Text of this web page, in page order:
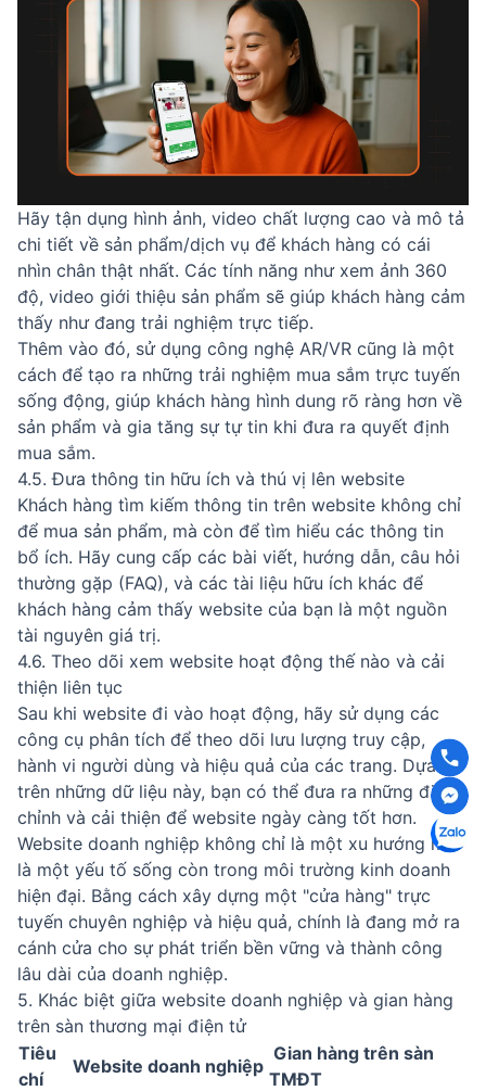
Hãy tận dụng hình ảnh, video chất lượng cao và mô tả
chi tiết về sản phẩm/dịch vụ để khách hàng có cái
nhìn chân thật nhất. Các tính năng như xem ảnh 360
độ, video giới thiệu sản phẩm sẽ giúp khách hàng cảm
thấy như đang trải nghiệm trực tiếp.
Thêm vào đó, sử dụng công nghệ AR/VR cũng là một
cách để tạo ra những trải nghiệm mua sắm trực tuyến
sống động, giúp khách hàng hình dung rõ ràng hơn về
sản phẩm và gia tăng sự tự tin khi đưa ra quyết định
mua sắm.
4.5. Đưa thông tin hữu ích và thú vị lên website
Khách hàng tìm kiếm thông tin trên website không chỉ
để mua sản phẩm, mà còn để tìm hiểu các thông tin
bổ ích. Hãy cung cấp các bài viết, hướng dẫn, câu hỏi
thường gặp (FAQ), và các tài liệu hữu ích khác để
khách hàng cảm thấy website của bạn là một nguồn
tài nguyên giá trị.
4.6. Theo dõi xem website hoạt động thế nào và cải
thiện liên tục
Sau khi website đi vào hoạt động, hãy sử dụng các
công cụ phân tích để theo dõi lưu lượng truy cập,
hành vi người dùng và hiệu quả của các trang. Dựa
trên những dữ liệu này, bạn có thể đưa ra những điều
chỉnh và cải thiện để website ngày càng tốt hơn.
Website doanh nghiệp không chỉ là một xu hướng mà
là một yếu tố sống còn trong môi trường kinh doanh
hiện đại. Bằng cách xây dựng một "cửa hàng" trực
tuyến chuyên nghiệp và hiệu quả, chính là đang mở ra
cánh cửa cho sự phát triển bền vững và thành công
lâu dài của doanh nghiệp.
5. Khác biệt giữa website doanh nghiệp và gian hàng
trên sàn thương mại điện tử
Tiêu
chí
Website doanh nghiệp
Gian hàng trên sàn
TMĐT